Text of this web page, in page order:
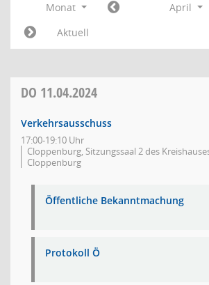
Monat April
Aktuell
DO 11.04.2024
Verkehrsausschuss
17:00-19:10 Uhr
Cloppenburg, Sitzungssaal 2 des
Cloppenburg
Öffentliche Bekanntmachung
Protokoll Ö